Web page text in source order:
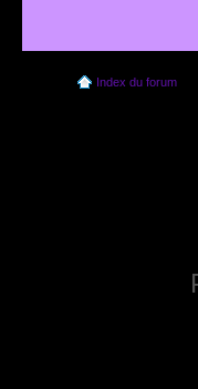
Index du forum